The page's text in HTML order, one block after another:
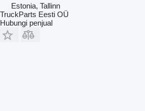
Estonia, Tallinn
TruckParts Eesti OÜ
Hubungi penjual